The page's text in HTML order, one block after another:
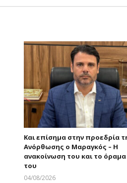
Και επίσημα στην προεδρία
Ανόρθωσης ο Μαραγκός – Η
ανακοίνωση του και το όραμα
του
04/08/2026